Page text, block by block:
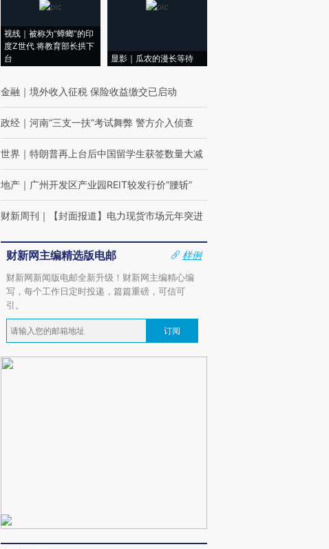
视线｜被称为“蟑螂”的印
度Z世代 将教育部长拱下
台
显影｜瓜农的漫长等待
金融 ｜ 境外收入征税 保险收益缴交已启动
政经 ｜ 河南“三支一扶”考试舞弊 警方介入侦查
世界 ｜ 特朗普再上台后中国留学生获签数量大减
地产 ｜ 广州开发区产业园REIT较发行价“腰斩”
财新周刊 ｜ 【封面报道】电力现货市场元年突进
财新网主编精选版电邮
样例
财新网新闻版电邮全新升级！财新网主编精心编
写，每个工作日定时投递，篇篇重磅，可信可
引。
订阅